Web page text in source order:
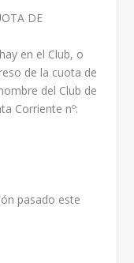
DE
en el Club, o
de la cuota de
del Club de
Corriente nº:
pasado este